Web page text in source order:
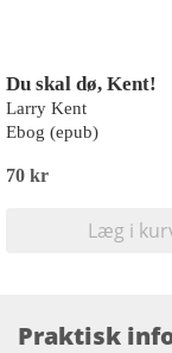
Du skal dø, Kent!
Larry Kent
Ebog (epub)
70 kr
Læg i
Praktisk